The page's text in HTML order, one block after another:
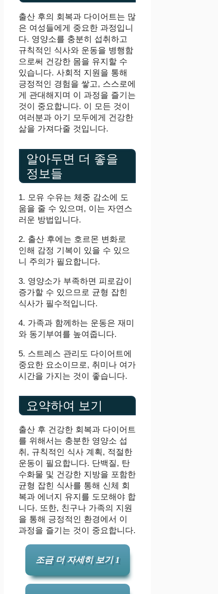
출산 후의 회복과 다이어트는 많
은 여성들에게 중요한 과정입니
다. 영양소를 충분히 섭취하고
규칙적인 식사와 운동을 병행함
으로써 건강한 몸을 유지할 수
있습니다. 사회적 지원을 통해
긍정적인 경험을 쌓고, 스스로에
게 관대해지며 이 과정을 즐기는
것이 중요합니다. 이 모든 것이
여러분과 아기 모두에게 건강한
삶을 가져다줄 것입니다.
알아두면 더 좋을
정보들
1. 모유 수유는 체중 감소에 도
움을 줄 수 있으며, 이는 자연스
러운 방법입니다.
2. 출산 후에는 호르몬 변화로
인해 감정 기복이 있을 수 있으
니 주의가 필요합니다.
3. 영양소가 부족하면 피로감이
증가할 수 있으므로 균형 잡힌
식사가 필수적입니다.
4. 가족과 함께하는 운동은 재미
와 동기부여를 높여줍니다.
5. 스트레스 관리도 다이어트에
중요한 요소이므로, 취미나 여가
시간을 가지는 것이 좋습니다.
요약하여 보기
출산 후 건강한 회복과 다이어트
를 위해서는 충분한 영양소 섭
취, 규칙적인 식사 계획, 적절한
운동이 필요합니다. 단백질, 탄
수화물 및 건강한 지방을 포함한
균형 잡힌 식사를 통해 신체 회
복과 에너지 유지를 도모해야 합
니다. 또한, 친구나 가족의 지원
을 통해 긍정적인 환경에서 이
과정을 즐기는 것이 중요합니다.
조금 더 자세히 보기 1